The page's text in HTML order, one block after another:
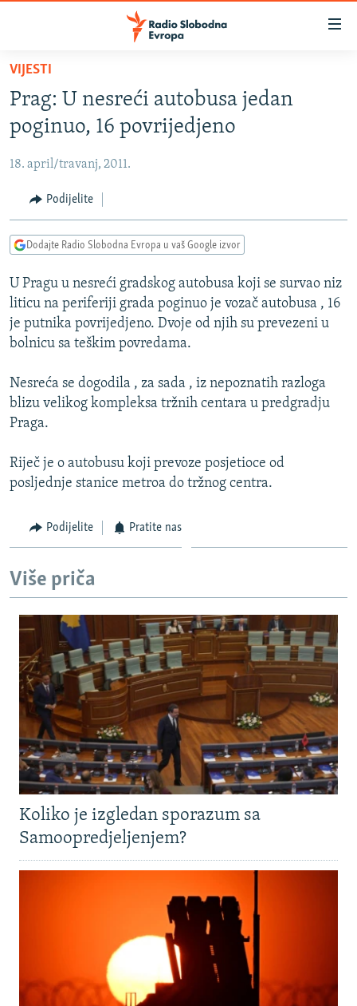
Pređite
glavni
sadržaj
Pređite
na
navigaciju
Pređite
na
BOSNA I HERCEGOVINA
SRBIJA
KOSOVO
CRNA GORA
VIDEO
FOTOGALERIJE
INFOGRAFIKE
PODCASTI
RAT U UKRAJINI
KINA NA BALKANU
RSE PRIČE IZ SVIJETA
ISPRIČAJ MI
DNEVNO@RSE
SPECIJALI RSE
VIŠE OD NASLOVA
GENOCID U SREBRENICI
TV LIBERTY
POST SCRIPTUM
TRI DECENIJE OD RATA U BIH
SVE KARTE DEJTONA
NASTANAK I RASPAD JUGOSLAVIJE
PRATITE NAS
Sve RFE/RL stranice
VIJESTI
Prag: U nesreći autobusa jedan
poginuo, 16 povrijedjeno
18. april/travanj, 2011.
Podijelite
Dodajte Radio Slobodna Evropa u vaš Google izvor
U Pragu u nesreći gradskog autobusa koji se survao niz
liticu na periferiji grada poginuo je vozač autobusa , 16
je putnika povrijedjeno. Dvoje od njih su prevezeni u
bolnicu sa teškim povredama.
Nesreća se dogodila , za sada , iz nepoznatih razloga
blizu velikog kompleksa tržnih centara u predgradju
Praga.
Riječ je o autobusu koji prevoze posjetioce od
posljednje stanice metroa do tržnog centra.
Podijelite Pratite nas
Više priča
Koliko je izgledan sporazum sa
Samoopredjeljenjem?